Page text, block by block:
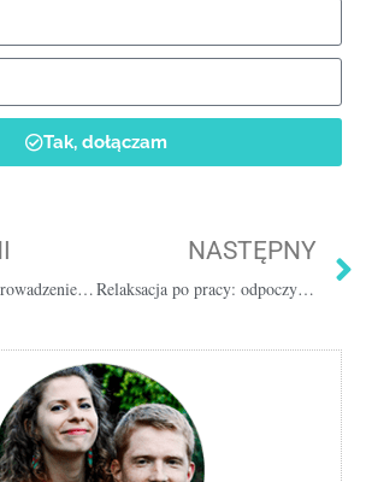
Tak, dołączam
Headless Way [wprowadzenie + ćwiczenia] 13 min
NASTĘPNY
Relaksacja po pracy: odpoczynek dla ciała i umysłu [20 min]